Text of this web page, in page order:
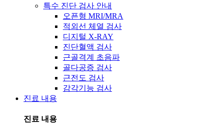
특수 진단 검사 안내
오픈형 MRI/MRA
적외선 체열 검사
디지털 X-RAY
진단혈액 검사
근골격계 초음파
골다공증 검사
근전도 검사
감각기능 검사
진료 내용
진료 내용